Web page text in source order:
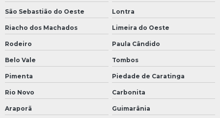
São Sebastião do Oeste Lontra
Riacho dos Machados Limeira do Oeste
Rodeiro Paula Cândido
Belo Vale Tombos
Pimenta Piedade de Caratinga
Rio Novo Carbonita
Araporã Guimarânia